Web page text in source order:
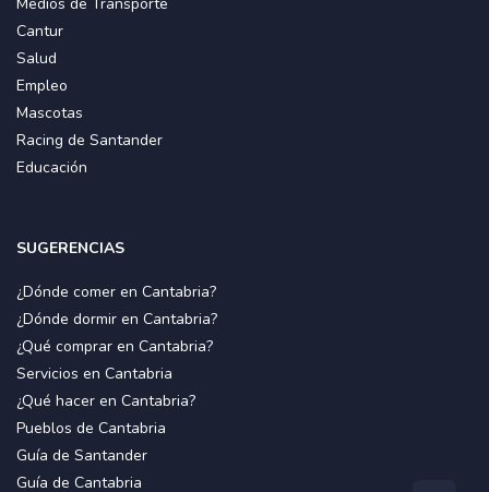
Cantur
Salud
Empleo
Mascotas
Racing de Santander
Educación
SUGERENCIAS
¿Dónde comer en Cantabria?
¿Dónde dormir en Cantabria?
¿Qué comprar en Cantabria?
Servicios en Cantabria
¿Qué hacer en Cantabria?
Pueblos de Cantabria
Guía de Santander
Guía de Cantabria